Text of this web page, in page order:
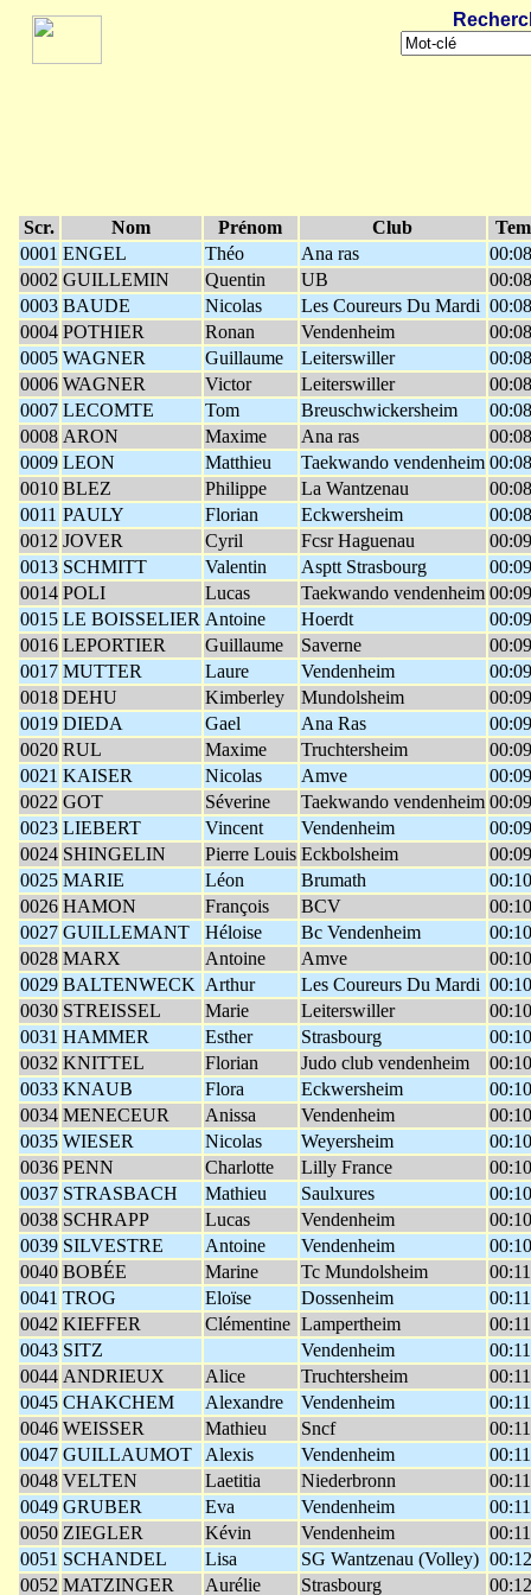
Scr. Nom Prénom Club
0001 ENGEL Théo Ana ras
0002 GUILLEMIN Quentin UB
0003 BAUDE Nicolas Les Coureurs Du Mardi
0004 POTHIER Ronan Vendenheim
0005 WAGNER Guillaume Leiterswiller
0006 WAGNER Victor Leiterswiller
0007 LECOMTE Tom Breuschwickersheim
0008 ARON Maxime Ana ras
0009 LEON Matthieu Taekwando vendenheim
0010 BLEZ Philippe La Wantzenau
0011 PAULY Florian Eckwersheim
0012 JOVER Cyril Fcsr Haguenau
0013 SCHMITT Valentin Asptt Strasbourg
0014 POLI Lucas Taekwando vendenheim
0015 LE BOISSELIER Antoine Hoerdt
0016 LEPORTIER Guillaume Saverne
0017 MUTTER Laure Vendenheim
0018 DEHU Kimberley Mundolsheim
0019 DIEDA Gael Ana Ras
0020 RUL Maxime Truchtersheim
0021 KAISER Nicolas Amve
0022 GOT Séverine Taekwando vendenheim
0023 LIEBERT Vincent Vendenheim
0024 SHINGELIN Pierre Louis Eckbolsheim
0025 MARIE Léon Brumath
0026 HAMON François BCV
0027 GUILLEMANT Héloise Bc Vendenheim
0028 MARX Antoine Amve
0029 BALTENWECK Arthur Les Coureurs Du Mardi
0030 STREISSEL Marie Leiterswiller
0031 HAMMER Esther Strasbourg
0032 KNITTEL Florian Judo club vendenheim
0033 KNAUB Flora Eckwersheim
0034 MENECEUR Anissa Vendenheim
0035 WIESER Nicolas Weyersheim
0036 PENN Charlotte Lilly France
0037 STRASBACH Mathieu Saulxures
0038 SCHRAPP Lucas Vendenheim
0039 SILVESTRE Antoine Vendenheim
0040 BOBÉE Marine Tc Mundolsheim
0041 TROG Eloïse Dossenheim
0042 KIEFFER Clémentine Lampertheim
0043 SITZ Vendenheim
0044 ANDRIEUX Alice Truchtersheim
0045 CHAKCHEM Alexandre Vendenheim
0046 WEISSER Mathieu Sncf
0047 GUILLAUMOT Alexis Vendenheim
0048 VELTEN Laetitia Niederbronn
0049 GRUBER Eva Vendenheim
0050 ZIEGLER Kévin Vendenheim
0051 SCHANDEL Lisa SG Wantzenau (Volley)
0052 MATZINGER Aurélie Strasbourg